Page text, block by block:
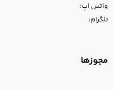
واتس اپ:
تلگرام:
مجوزها